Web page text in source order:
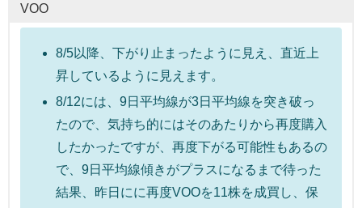
VOO
8/5以降、下がり止まったように見え、直近上
昇しているように見えます。
8/12には、9日平均線が3日平均線を突き破っ
たので、気持ち的にはそのあたりから再度購入
したかったですが、再度下がる可能性もあるの
で、9日平均線傾きがプラスになるまで待った
結果、昨日にに再度VOOを11株を成買し、保